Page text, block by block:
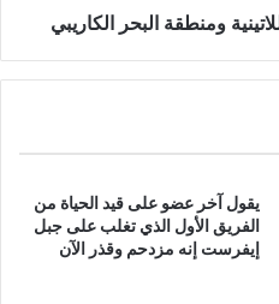
يقول آخر عضو على قيد الحياة من
الفريق الأول الذي تغلب على جبل
إيفرست إنه مزدحم وقذر الآن